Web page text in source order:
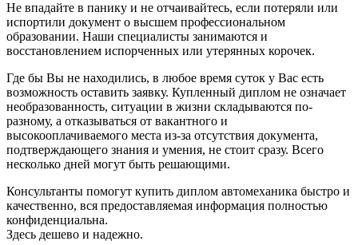
Не впадайте в панику и не отчаивайтесь, если потеряли или
испортили документ о высшем профессиональном
образовании. Наши специалисты занимаются и
восстановлением испорченных или утерянных корочек.
Где бы Вы не находились, в любое время суток у Вас есть
возможность оставить заявку. Купленный диплом не означает
необразованность, ситуации в жизни складываются по-
разному, а отказываться от вакантного и
высокооплачиваемого места из-за отсутствия документа,
подтверждающего знания и умения, не стоит сразу. Всего
несколько дней могут быть решающими.
Консультанты помогут купить диплом автомеханика быстро и
качественно, вся предоставляемая информация полностью
конфиденциальна.
Здесь дешево и надежно.